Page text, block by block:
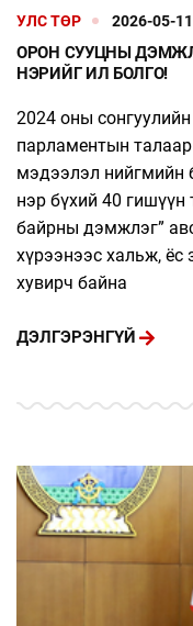
УЛС ТӨР 2026-05-11
ОРОН СУУЦНЫ
НЭРИЙГ ИЛ БОЛГО!
2024 оны
парламентын
мэдээлэл нийгмийн
нэр бүхий 40 гишүүн
байрны дэмжлэг”
хүрээнээс хальж, ёс
хувирч байна
ДЭЛГЭРЭНГҮЙ